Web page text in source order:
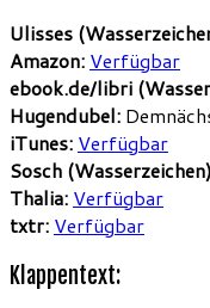
Ulisses
Amazon: Verfügbar
ebook.de/libri
Hugendubel:
iTunes: Verfügbar
Sosch
Thalia: Verfügbar
txtr: Verfügbar
Klappentext: